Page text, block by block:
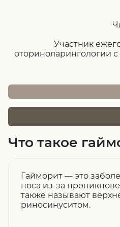
Участник
оториноларингологии
Что такое
Гайморит — это
носа из-за
также называют
риносинуситом.